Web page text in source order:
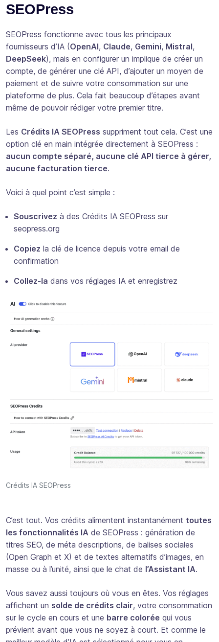
SEOPress
SEOPress fonctionne avec tous les principaux
fournisseurs d’IA (OpenAI, Claude, Gemini, Mistral,
DeepSeek), mais en configurer un implique de créer un
compte, de générer une clé API, d’ajouter un moyen de
paiement et de suivre votre consommation sur une
plateforme de plus. Cela fait beaucoup d’étapes avant
même de pouvoir rédiger votre premier titre.
Les Crédits IA SEOPress suppriment tout cela. C’est une
option clé en main intégrée directement à SEOPress :
aucun compte séparé, aucune clé API tierce à gérer,
aucune facturation tierce.
Voici à quel point c’est simple :
Souscrivez à des Crédits IA SEOPress sur
seopress.org
Copiez la clé de licence depuis votre email de
confirmation
Collez-la dans vos réglages IA et enregistrez
Crédits IA SEOPress
C’est tout. Vos crédits alimentent instantanément toutes
les fonctionnalités IA de SEOPress : génération de
titres SEO, de méta descriptions, de balises sociales
(Open Graph et X) et de textes alternatifs d’images, en
masse ou à l’unité, ainsi que le chat de l’Assistant IA.
Vous savez aussi toujours où vous en êtes. Vos réglages
affichent un solde de crédits clair, votre consommation
sur le cycle en cours et une barre colorée qui vous
prévient avant que vous ne soyez à court. Et comme le